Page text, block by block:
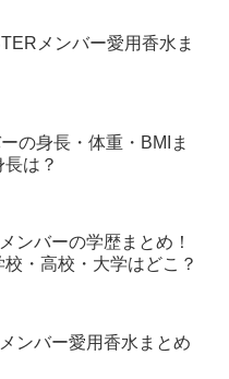
メンバー愛用香水ま
の身長・体重・BMIま
は？
ンバーの学歴まとめ！
・高校・大学はどこ？
ンバー愛用香水まとめ